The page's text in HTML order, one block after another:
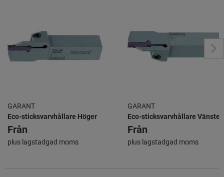
GARANT
Eco-sticksvarvhållare Höger
Från
plus lagstadgad moms
GARANT
Eco-sticksvarvhållare Vänster
Från
plus lagstadgad moms